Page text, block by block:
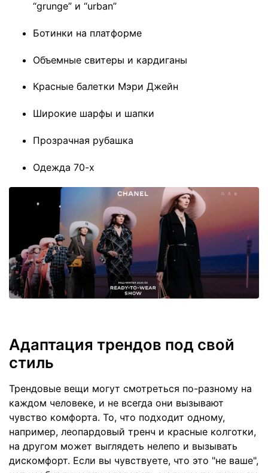
“grunge” и “urban”
Ботинки на платформе
Объемные свитеры и кардиганы
Красные балетки Мэри Джейн
Широкие шарфы и шапки
Прозрачная рубашка
Одежда 70-х
Адаптация трендов под свой
стиль
Трендовые вещи могут смотреться по-разному на
каждом человеке, и не всегда они вызывают
чувство комфорта. То, что подходит одному,
например, леопардовый тренч и красные колготки,
на другом может выглядеть нелепо и вызывать
дискомфорт. Если вы чувствуете, что это "не ваше",